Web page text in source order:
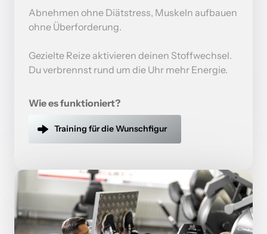
Abnehmen ohne Diätstress, Muskeln aufbauen
ohne Überforderung.
Gezielte Reize aktivieren deinen Stoffwechsel.
Du verbrennst rund um die Uhr mehr Energie.
Wie es funktioniert?
Training für die Wunschfigur